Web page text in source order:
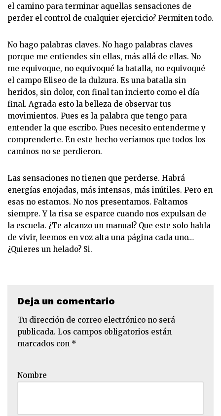
el camino para terminar aquellas sensaciones de
perder el control de cualquier ejercicio? Permiten todo.
No hago palabras claves. No hago palabras claves
porque me entiendes sin ellas, más allá de ellas. No
me equivoque, no equivoqué la batalla, no equivoqué
el campo Eliseo de la dulzura. Es una batalla sin
heridos, sin dolor, con final tan incierto como el día
final. Agrada esto la belleza de observar tus
movimientos. Pues es la palabra que tengo para
entender la que escribo. Pues necesito entenderme y
comprenderte. En este hecho veríamos que todos los
caminos no se perdieron.
Las sensaciones no tienen que perderse. Habrá
energías enojadas, más intensas, más inútiles. Pero en
esas no estamos. No nos presentamos. Faltamos
siempre. Y la risa se esparce cuando nos expulsan de
la escuela. ¿Te alcanzo un manual? Que este solo habla
de vivir, leemos en voz alta una página cada uno…
¿Quieres un helado? Si.
Deja un comentario
Tu dirección de correo electrónico no será
publicada. Los campos obligatorios están
marcados con *
Nombre